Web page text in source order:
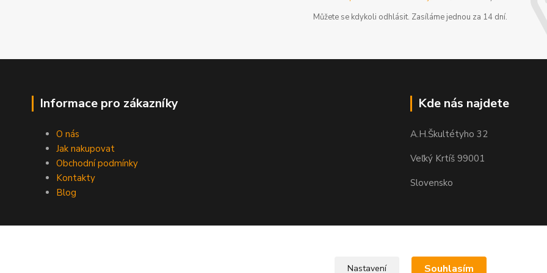
Můžete se kdykoli odhlásit. Zasíláme jednou za 14 dní.
Informace pro zákazníky
O nás
Jak nakupovat
Obchodní podmínky
Kontakty
Blog
Kde nás najdete
A.H.Škultétyho 32
Veľký Krtíš 99001
Slovensko
Nastavení Souhlasím